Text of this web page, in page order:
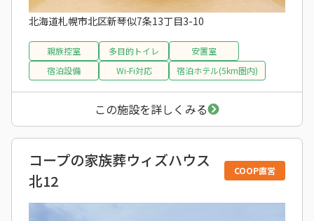
北海道札幌市北区新琴似7条13丁目3-10
親族控室 多目的トイレ
安置室
宿泊設備
Wi-Fi対応 宿泊ホテル(5km圏内)
この施設を詳しくみる
コープの家族葬ウィズハウス
北12
COOP直営